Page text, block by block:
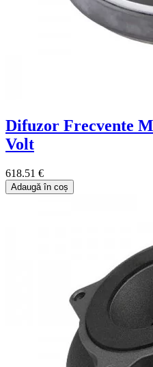
Difuzor Frecvente
Volt
618.51 €
Adaugă în coș